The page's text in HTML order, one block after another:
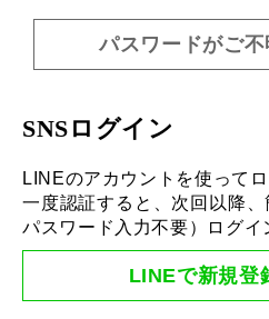
パスワードがご
SNSログイン
LINEのアカウントを使って
一度認証すると、次回以降
パスワード入力不要）ログイ
LINEで新規登